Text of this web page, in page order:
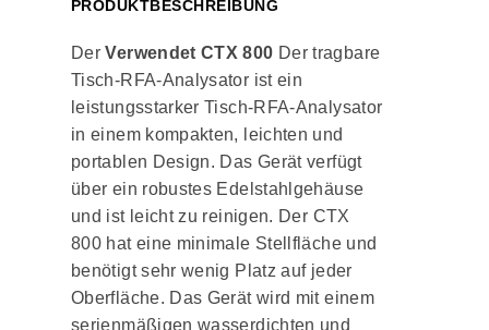
PRODUKTBESCHREIBUNG
DerVerwendet CTX 800 Der tragbare
Tisch-RFA-Analysator ist ein
leistungsstarker Tisch-RFA-Analysator
in einem kompakten, leichten und
portablen Design. Das Gerät verfügt
über ein robustes Edelstahlgehäuse
und ist leicht zu reinigen. Der CTX
800 hat eine minimale Stellfläche und
benötigt sehr wenig Platz auf jeder
Oberfläche. Das Gerät wird mit einem
serienmäßigen wasserdichten und